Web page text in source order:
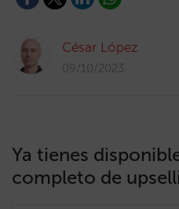
César López
09/10/2023
Ya tienes
completo de